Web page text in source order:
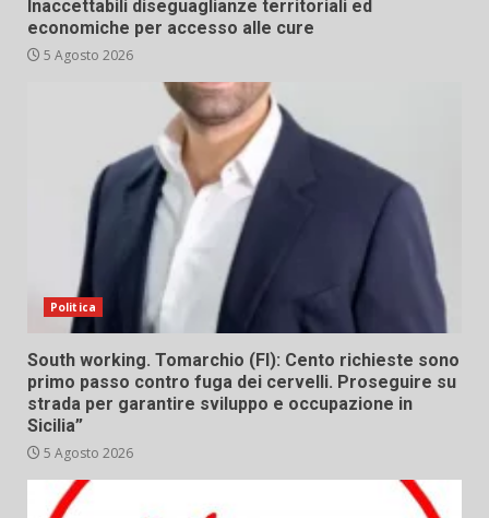
Inaccettabili diseguaglianze territoriali ed
economiche per accesso alle cure
5 Agosto 2026
Politica
South working. Tomarchio (FI): Cento richieste sono
primo passo contro fuga dei cervelli. Proseguire su
strada per garantire sviluppo e occupazione in
Sicilia”
5 Agosto 2026